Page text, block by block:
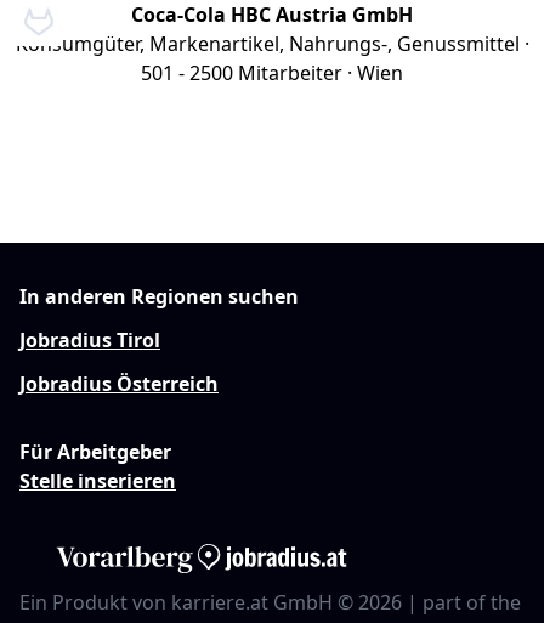
Coca-Cola HBC Austria GmbH
Konsumgüter, Markenartikel, Nahrungs-, Genussmittel ·
501 - 2500 Mitarbeiter · Wien
In anderen Regionen suchen
Jobradius Tirol
Jobradius Österreich
Für Arbeitgeber
Stelle inserieren
Ein Produkt von karriere.at GmbH © 2026 | part of the